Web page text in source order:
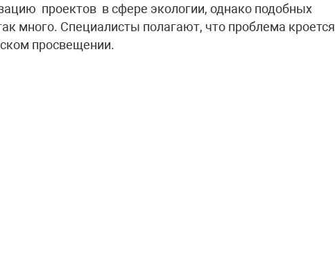
проектов в сфере экологии, однако подобных
много. Специалисты полагают, что проблема кроется
просвещении.